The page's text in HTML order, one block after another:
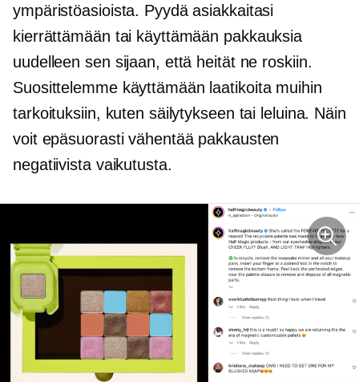
ympäristöasioista. Pyydä asiakkaitasi
kierrättämään tai käyttämään pakkauksia
uudelleen sen sijaan, että heität ne roskiin.
Suosittelemme käyttämään laatikoita muihin
tarkoituksiin, kuten säilytykseen tai leluina. Näin
voit epäsuorasti vähentää pakkausten
negatiivista vaikutusta.